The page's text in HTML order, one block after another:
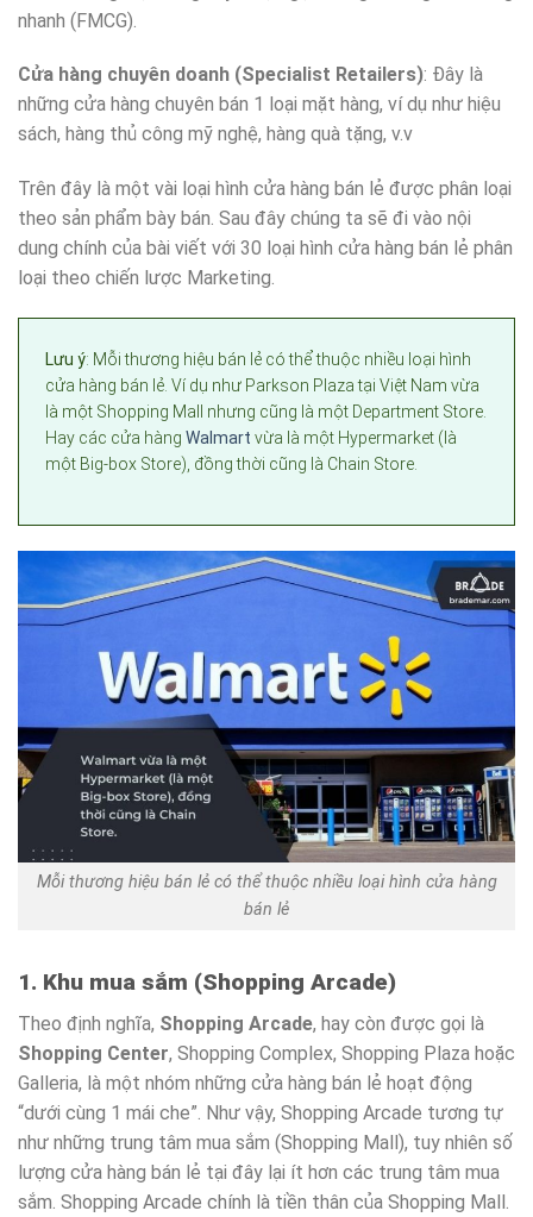
nhanh (FMCG).
Cửa hàng chuyên doanh (Specialist Retailers): Đây là
những cửa hàng chuyên bán 1 loại mặt hàng, ví dụ như hiệu
sách, hàng thủ công mỹ nghệ, hàng quà tặng, v.v
Trên đây là một vài loại hình cửa hàng bán lẻ được phân loại
theo sản phẩm bày bán. Sau đây chúng ta sẽ đi vào nội
dung chính của bài viết với 30 loại hình cửa hàng bán lẻ phân
loại theo chiến lược Marketing.
Lưu ý: Mỗi thương hiệu bán lẻ có thể thuộc nhiều loại hình
cửa hàng bán lẻ. Ví dụ như Parkson Plaza tại Việt Nam vừa
là một Shopping Mall nhưng cũng là một Department Store.
Hay các cửa hàngWalmart vừa là một Hypermarket (là
một Big-box Store), đồng thời cũng là Chain Store.
Mỗi thương hiệu bán lẻ có thể thuộc nhiều loại hình cửa hàng
bán lẻ
1. Khu mua sắm (Shopping Arcade)
Theo định nghĩa, Shopping Arcade, hay còn được gọi là
Shopping Center, Shopping Complex, Shopping Plaza hoặc
Galleria, là một nhóm những cửa hàng bán lẻ hoạt động
“dưới cùng 1 mái che”. Như vậy, Shopping Arcade tương tự
như những trung tâm mua sắm (Shopping Mall), tuy nhiên số
lượng cửa hàng bán lẻ tại đây lại ít hơn các trung tâm mua
sắm. Shopping Arcade chính là tiền thân của Shopping Mall.